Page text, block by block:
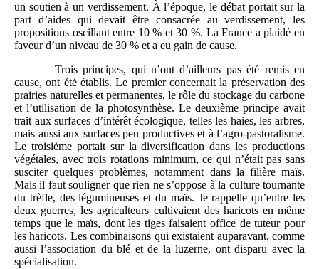
un soutien à un verdissement. À l’époque, le débat portait sur la
part d’aides qui devait être consacrée au verdissement, les
propositions oscillant entre 10 % et 30 %. La France a plaidé en
faveur d’un niveau de 30 % et a eu gain de cause.
Trois principes, qui n’ont d’ailleurs pas été remis en
cause, ont été établis. Le premier concernait la préservation des
prairies naturelles et permanentes, le rôle du stockage du carbone
et l’utilisation de la photosynthèse. Le deuxième principe avait
trait aux surfaces d’intérêt écologique, telles les haies, les arbres,
mais aussi aux surfaces peu productives et à l’agro‑pastoralisme.
Le troisième portait sur la diversification dans les productions
végétales, avec trois rotations minimum, ce qui n’était pas sans
susciter quelques problèmes, notamment dans la filière maïs.
Mais il faut souligner que rien ne s’oppose à la culture tournante
du trèfle, des légumineuses et du maïs. Je rappelle qu’entre les
deux guerres, les agriculteurs cultivaient des haricots en même
temps que le maïs, dont les tiges faisaient office de tuteur pour
les haricots. Les combinaisons qui existaient auparavant, comme
aussi l’association du blé et de la luzerne, ont disparu avec la
spécialisation.